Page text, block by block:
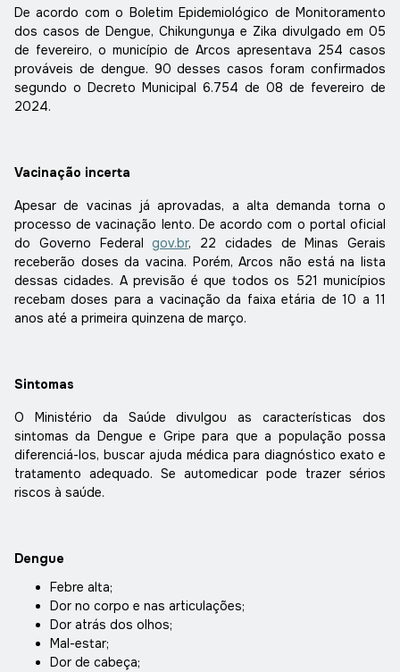
De acordo com o Boletim Epidemiológico de Monitoramento
dos casos de Dengue, Chikungunya e Zika divulgado em 05
de fevereiro, o município de Arcos apresentava 254 casos
prováveis de dengue. 90 desses casos foram confirmados
segundo o Decreto Municipal 6.754 de 08 de fevereiro de
2024.
Vacinação incerta
Apesar de vacinas já aprovadas, a alta demanda torna o
processo de vacinação lento. De acordo com o portal oficial
do Governo Federalgov.br, 22 cidades de Minas Gerais
receberão doses da vacina. Porém, Arcos não está na lista
dessas cidades. A previsão é que todos os 521 municípios
recebam doses para a vacinação da faixa etária de 10 a 11
anos até a primeira quinzena de março.
Sintomas
O Ministério da Saúde divulgou as características dos
sintomas da Dengue e Gripe para que a população possa
diferenciá-los, buscar ajuda médica para diagnóstico exato e
tratamento adequado. Se automedicar pode trazer sérios
riscos à saúde.
Dengue
Febre alta;
Dor no corpo e nas articulações;
Dor atrás dos olhos;
Mal-estar;
Dor de cabeça;